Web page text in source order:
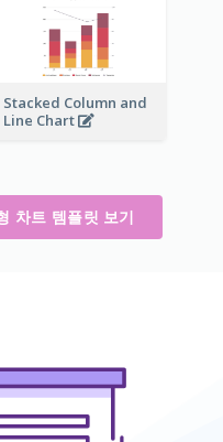
Stacked Column and
Line Chart
차트 템플릿 보기